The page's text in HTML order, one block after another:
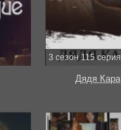
3 сезон 115 серия
Дядя Кара